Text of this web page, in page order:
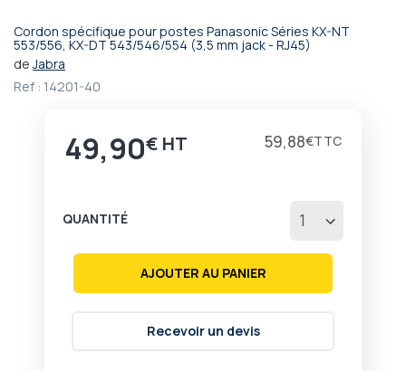
Cordon spécifique pour postes Panasonic Séries KX-NT
553/556, KX-DT 543/546/554 (3,5 mm jack - RJ45)
deJabra
Ref : 14201-40
Prix
49,90€ 59,88€
QUANTITÉ
AJOUTER AU PANIER
Recevoir un devis
Passer
au
de
d’images